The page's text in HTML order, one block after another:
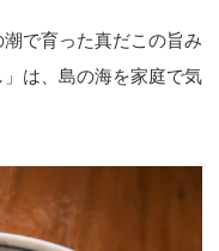
で育った真だこの旨み
は、島の海を家庭で気